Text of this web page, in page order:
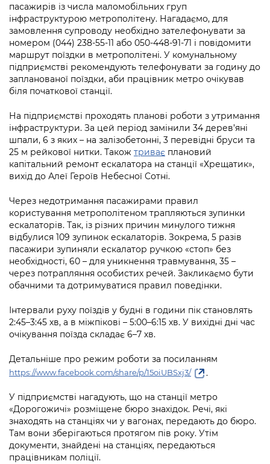
Підприємства, установи, організації
Kyiv International Relations
Річні звіти
Гендерна політика
Київська міська військова адміністрація
Портал Захисників та Захисниць
Безбар'єрність
Портал послуг
Міський застосунок Київ Цифровий
Важливе під час воєнного стану
Уряд» – місцевий рівень»
Важливе під час воєнного стану
Про відкриті дані
Портал даних Києва
Публічні дашборди
пасажирів із числа маломобільних груп
інфраструктурою метрополітену. Нагадаємо, для
замовлення супроводу необхідно зателефонувати за
номером (044) 238-55-11 або 050-448-91-71 і повідомити
маршрут поїздки в метрополітені. У комунальному
підприємстві рекомендують телефонувати за годину до
запланованої поїздки, аби працівник метро очікував
біля початкової станції.
На підприємстві проходять планові роботи з утримання
інфраструктури. За цей період замінили 34 дерев’яні
шпали, 6 з яких – на залізобетонні, 3 перевідні бруси та
25 м рейкової нитки. Також триває плановий
капітальний ремонт ескалатора на станції «Хрещатик»,
вихід до Алеї Героїв Небесної Сотні.
Через недотримання пасажирами правил
користування метрополітеном трапляються зупинки
ескалаторів. Так, із різних причин минулого тижня
відбулися 109 зупинок ескалаторів. Зокрема, 5 разів
пасажири зупиняли ескалатор ручкою «стоп» без
необхідності, 60 – для уникнення травмування, 35 –
через потрапляння особистих речей. Закликаємо бути
обачними та дотримуватися правил поведінки.
Інтервали руху поїздів у будні в години пік становлять
2:45–3:45 хв, а в міжпікові – 5:00–6:15 хв. У вихідні дні час
очікування поїзда складає 6–7 хв.
Детальніше про режим роботи за посиланням
https://www.facebook.com/share/p/15oiUBSxj3/ .
У підприємстві нагадують, що на станції метро
«Дорогожичі» розміщене бюро знахідок. Речі, які
знаходять на станціях чи у вагонах, передають до бюро.
Там вони зберігаються протягом пів року. Утім
документи, знайдені на станціях, передаються
працівникам поліції.